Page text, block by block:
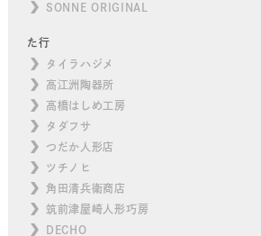
SONNE ORIGINAL
た行
タイラハジメ
高江洲陶器所
高橋はしめ工房
タダフサ
つだか人形店
ツチノヒ
角田清兵衛商店
筑前津屋崎人形巧房
DECHO